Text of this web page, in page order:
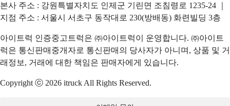
본사 주소 : 강원특별자치도 인제군 기린면 조침령로 1235-24 ｜
지점 주소 : 서울시 서초구 동작대로 230(방배동) 화련빌딩 3층
아이트럭 인증중고트럭은 ㈜아이트럭이 운영합니다. ㈜아이트
럭은 통신판매중개자로 통신판매의 당사자가 아니며, 상품 및 거
래정보, 거래에 대한 책임은 판매자에게 있습니다.
Copyright ⓒ 2026 itruck All Rights Reserved.